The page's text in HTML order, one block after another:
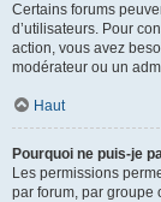
Certains forums
d’utilisateurs. Pour
action, vous avez
modérateur ou un
Haut
Pourquoi ne puis-je
Les permissions
par forum, par groupe